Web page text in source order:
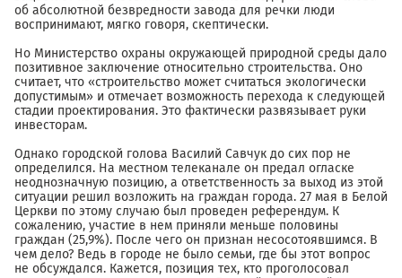
об абсолютной безвредности завода для речки люди
воспринимают, мягко говоря, скептически.
Но Министерство охраны окружающей природной среды дало
позитивное заключение относительно строительства. Оно
считает, что «строительство может считаться экологически
допустимым» и отмечает возможность перехода к следующей
стадии проектирования. Это фактически развязывает руки
инвесторам.
Однако городской голова Василий Савчук до сих пор не
определился. На местном телеканале он предал огласке
неоднозначную позицию, а ответственность за выход из этой
ситуации решил возложить на граждан города. 27 мая в Белой
Церкви по этому случаю был проведен референдум. К
сожалению, участие в нем приняли меньше половины
граждан (25,9%). После чего он признан несосотоявшимся. В
чем дело? Ведь в городе не было семьи, где бы этот вопрос
не обсуждался. Кажется, позиция тех, кто проголосовал